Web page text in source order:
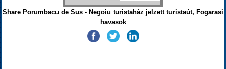
Share Porumbacu de Sus - Negoiu turistaház jelzett turistaút, Fogarasi
havasok